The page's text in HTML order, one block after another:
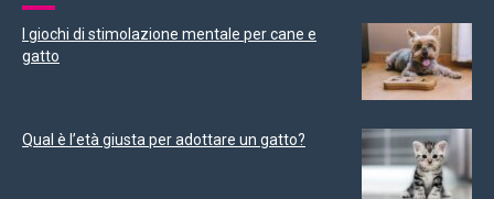
I giochi di stimolazione mentale per cane e
gatto
Qual è l’età giusta per adottare un gatto?